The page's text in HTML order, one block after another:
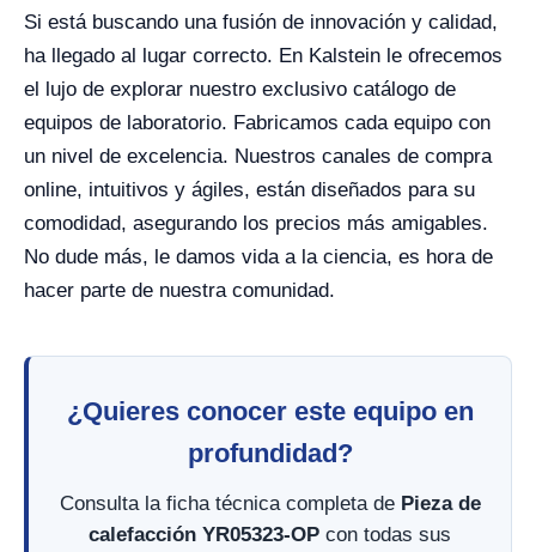
Si está buscando una fusión de innovación y calidad,
ha llegado al lugar correcto. En Kalstein le ofrecemos
el lujo de explorar nuestro exclusivo catálogo de
equipos de laboratorio. Fabricamos cada equipo con
un nivel de excelencia. Nuestros canales de compra
online, intuitivos y ágiles, están diseñados para su
comodidad, asegurando los precios más amigables.
No dude más, le damos vida a la ciencia, es hora de
hacer parte de nuestra comunidad.
¿Quieres conocer este equipo en
profundidad?
Consulta la ficha técnica completa de Pieza de
calefacción YR05323-OP con todas sus